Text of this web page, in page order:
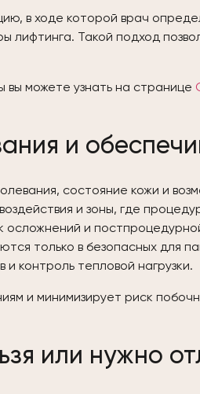
в ходе которой врач
лифтинга. Такой подход
вы можете узнать на странице
и
состояние кожи и
и зоны, где
осложнений и
только в безопасных для
контроль тепловой нагрузки.
и минимизирует риск
или нужно